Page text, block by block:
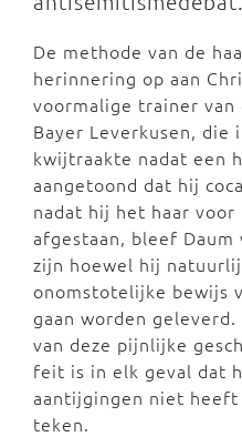
De methode van de
herinnering op aan
voormalige trainer
Bayer Leverkusen, die
kwijtraakte nadat een
aangetoond dat hij
nadat hij het haar voor
afgestaan, bleef
zijn hoewel hij
onomstotelijke bewijs
gaan worden
van deze pijnlijke
feit is in elk geval dat
aantijgingen niet heeft
teken.